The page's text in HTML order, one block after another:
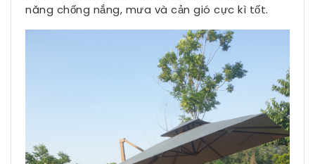
năng chống nắng, mưa và cản gió cực kì tốt.